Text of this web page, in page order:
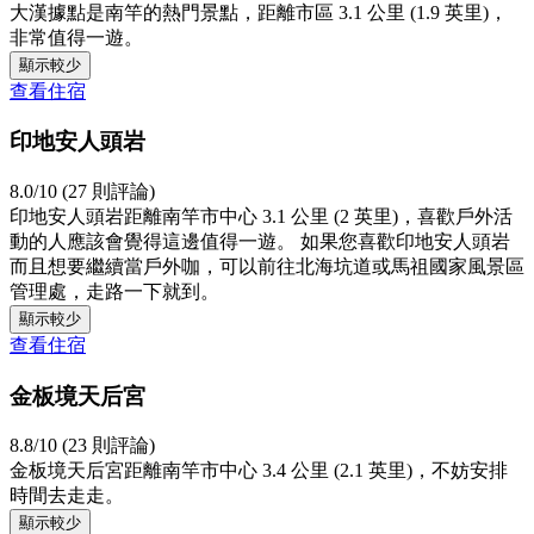
大漢據點是南竿的熱門景點，距離市區 3.1 公里 (1.9 英里)，
非常值得一遊。
顯示較少
查看住宿
印地安人頭岩
8.0/10 (27 則評論)
印地安人頭岩距離南竿市中心 3.1 公里 (2 英里)，喜歡戶外活
動的人應該會覺得這邊值得一遊。 如果您喜歡印地安人頭岩
而且想要繼續當戶外咖，可以前往北海坑道或馬祖國家風景區
管理處，走路一下就到。
顯示較少
查看住宿
金板境天后宮
8.8/10 (23 則評論)
金板境天后宮距離南竿市中心 3.4 公里 (2.1 英里)，不妨安排
時間去走走。
顯示較少